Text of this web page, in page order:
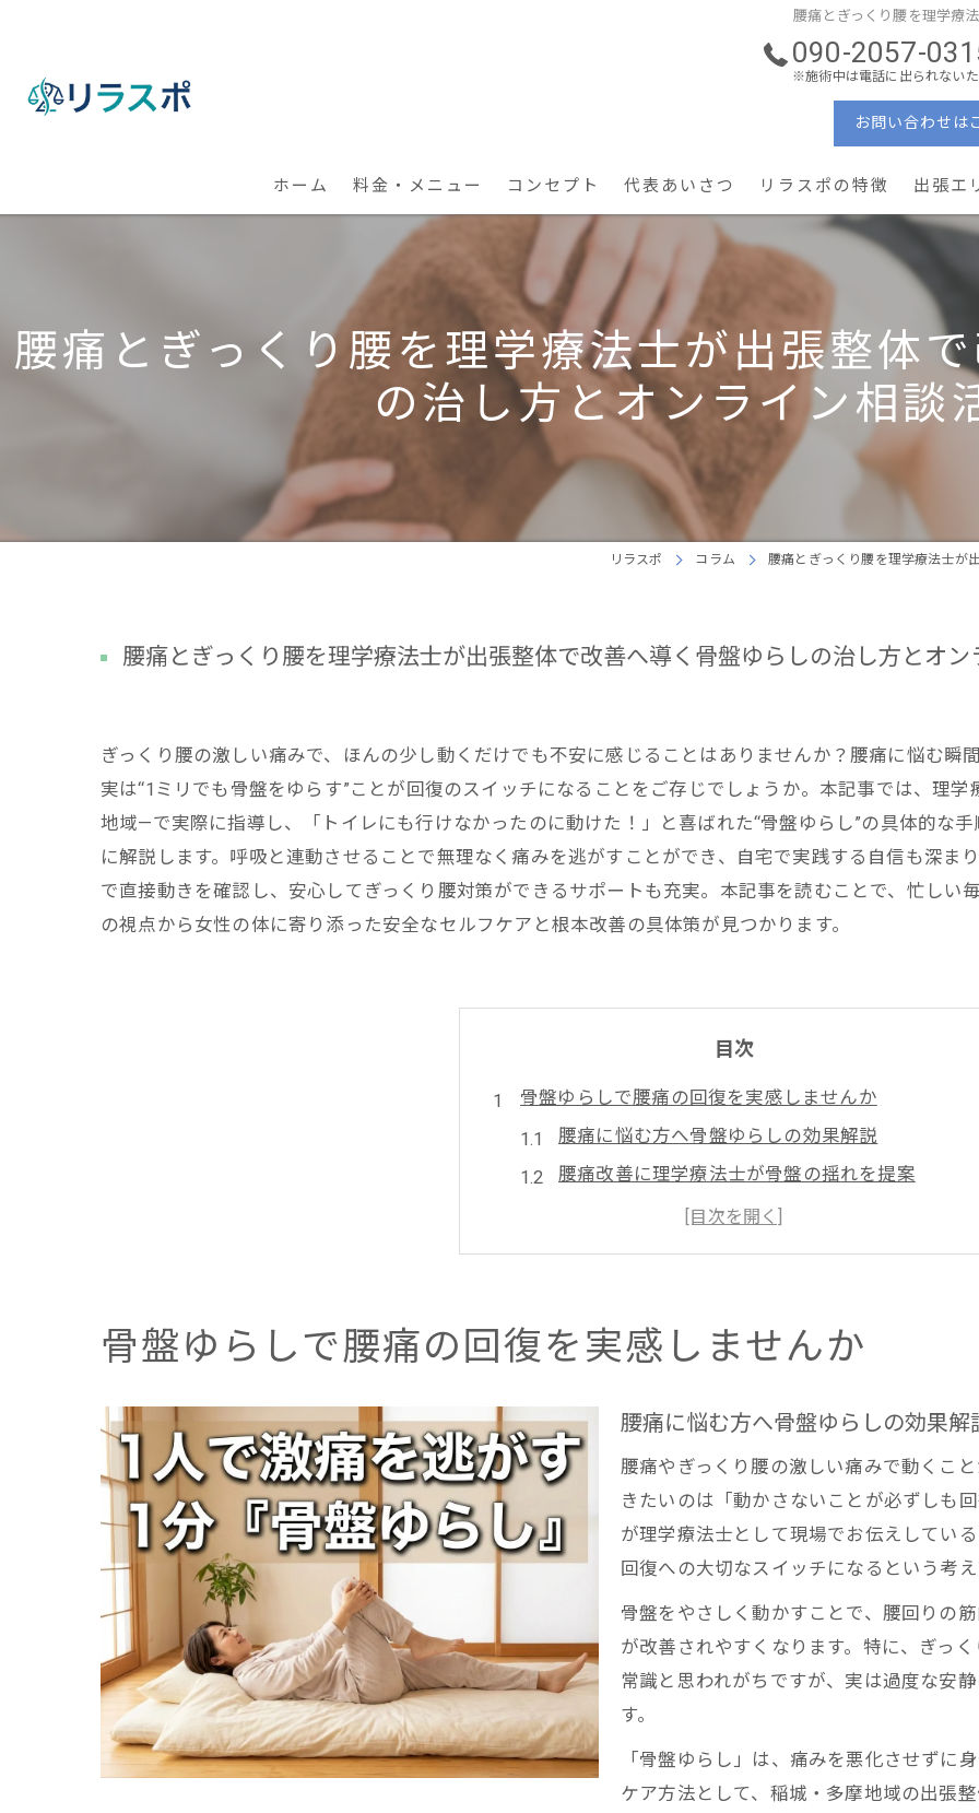
腰痛とぎっくり腰を理学療
090-2057-
※施術中は電話に出られないた
お問い合わせは
ホーム 料金・メニュー
【出張】整体・パーソナルケア
【全国】オンライン・コンディショニング
コンセプト 代表あいさつ リラスポの特徴
理学療法士
産後ケア × 美容姿勢
予防・メンテナンス
地域密着
出張エ
腰痛とぎっくり腰を理学療法士が出張整体
の治し方とオンライン相談
リラスポ コラム 腰痛とぎっくり腰を理学療法士が
腰痛とぎっくり腰を理学療法士が出張整体で改善へ導く骨盤ゆらしの治し方とオン
ぎっくり腰の激しい痛みで、ほんの少し動くだけでも不安に感じることはありませんか？腰痛に悩む瞬
実は“1ミリでも骨盤をゆらす”ことが回復のスイッチになることをご存じでしょうか。本記事では、理
地域—で実際に指導し、「トイレにも行けなかったのに動けた！」と喜ばれた“骨盤ゆらし”の具体的な
に解説します。呼吸と連動させることで無理なく痛みを逃がすことができ、自宅で実践する自信も深ま
で直接動きを確認し、安心してぎっくり腰対策ができるサポートも充実。本記事を読むことで、忙しい
の視点から女性の体に寄り添った安全なセルフケアと根本改善の具体策が見つかります。
目次
骨盤ゆらしで腰痛の回復を実感しませんか
腰痛に悩む方へ骨盤ゆらしの効果解説
腰痛改善に理学療法士が骨盤の揺れを提案
ぎっくり腰の激痛を骨盤ゆらしで和らげる方法
出張整体で腰痛を根本からケアする実践法
ぎっくり腰に優しいセルフケアの新提案です
腰痛緩和へぎっくり腰に適したセルフケア法
理学療法士が教える腰痛改善の安全な動き方
ぎっくり腰ケアで骨盤ゆらしの手順を丁寧に解説
腰痛持ちの方でも安心な自宅セルフケア術
ぎっくり腰の再発防止に役立つ実践アドバイス
仰向けでできる骨盤ゆらしの具体的なコツ
膝を立てて骨盤を数ミリ揺らす動作のポイント
腰痛改善へ布団の上で安全にできる骨盤ゆらし
理学療法士直伝骨盤ゆらしで腰痛を軽減する方法
ぎっくり腰対応の骨盤ゆらし実践ステップ
💡 リラスポの出張整体（オンライン対応可）について
骨盤ゆらしで腰痛の回復を実感しませんか
腰痛に悩む方へ骨盤ゆらしの効果解
腰痛やぎっくり腰の激しい痛みで動くこ
きたいのは「動かさないことが必ずしも
が理学療法士として現場でお伝えしてい
回復への大切なスイッチになるという考え
骨盤をやさしく動かすことで、腰回りの
が改善されやすくなります。特に、ぎっ
常識と思われがちですが、実は過度な安
す。
「骨盤ゆらし」は、痛みを悪化させずに
ケア方法として、稲城・多摩地域の出張